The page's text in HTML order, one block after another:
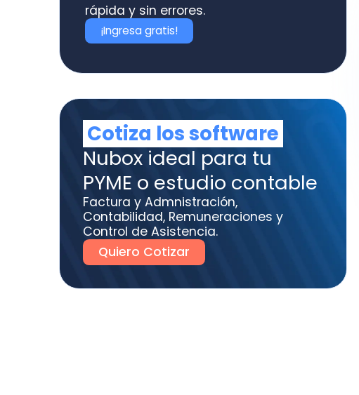
Cotiza los software
Nubox ideal para tu
PYME o estudio contable
Factura y Admnistración,
Control de Asistencia.
Quiero Cotizar